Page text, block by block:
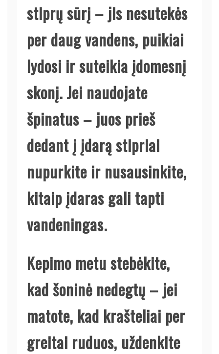
stiprų sūrį – jis nesutekės
per daug vandens, puikiai
lydosi ir suteikia įdomesnį
skonį. Jei naudojate
špinatus – juos prieš
dedant į įdarą stipriai
nupurkite ir nusausinkite,
kitaip įdaras gali tapti
vandeningas.
Kepimo metu stebėkite,
kad šoninė nedegtų – jei
matote, kad krašteliai per
greitai ruduos, uždenkite